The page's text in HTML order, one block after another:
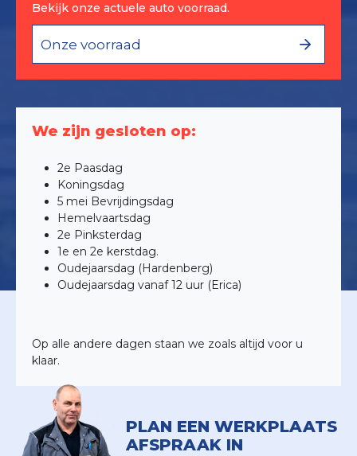
Bekijk onze actuele auto voorraad.
Onze voorraad
We zijn gesloten op:
2e Paasdag
Koningsdag
5 mei Bevrijdingsdag
Hemelvaartsdag
2e Pinksterdag
1e en 2e kerstdag.
Oudejaarsdag (Hardenberg)
Oudejaarsdag vanaf 12 uur (Erica)
Op alle andere dagen staan we zoals altijd voor u
klaar.
PLAN EEN WERKPLAATS
AFSPRAAK IN